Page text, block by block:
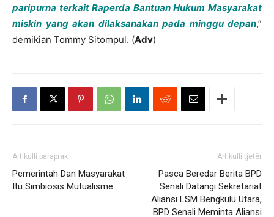
paripurna terkait Raperda Bantuan Hukum Masyarakat
miskin yang akan dilaksanakan pada minggu depan,”
demikian Tommy Sitompul. (Adv)
Artikulli paraprak
Pemerintah Dan Masyarakat
Itu Simbiosis Mutualisme
Artikulli tjetër
Pasca Beredar Berita BPD
Senali Datangi Sekretariat
Aliansi LSM Bengkulu Utara,
BPD Senali Meminta Aliansi